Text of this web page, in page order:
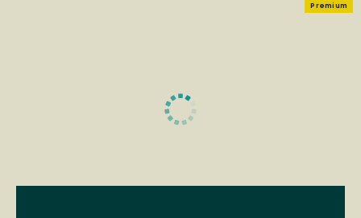
Premium